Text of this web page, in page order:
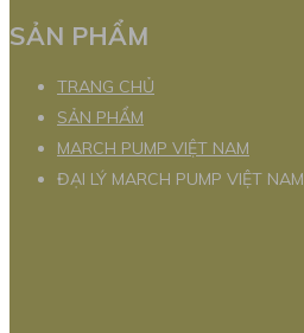
SẢN PHẨM
TRANG CHỦ
SẢN PHẨM
MARCH PUMP VIỆT NAM
ĐẠI LÝ MARCH PUMP VIỆT NAM